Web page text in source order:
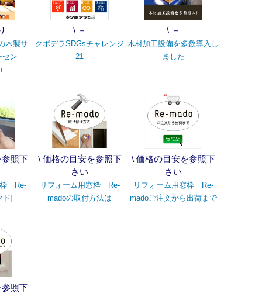
木製サ
セン
\ －
クボデラSDGsチャレンジ
21
\ －
木材加工設備を多数導入し
ました
照下
枠 Re-
ド]
\ 価格の目安を参照下
さい
リフォーム用窓枠 Re-
madoの取付方法は
\ 価格の目安を参照下
さい
リフォーム用窓枠 Re-
madoご注文から出荷まで
照下